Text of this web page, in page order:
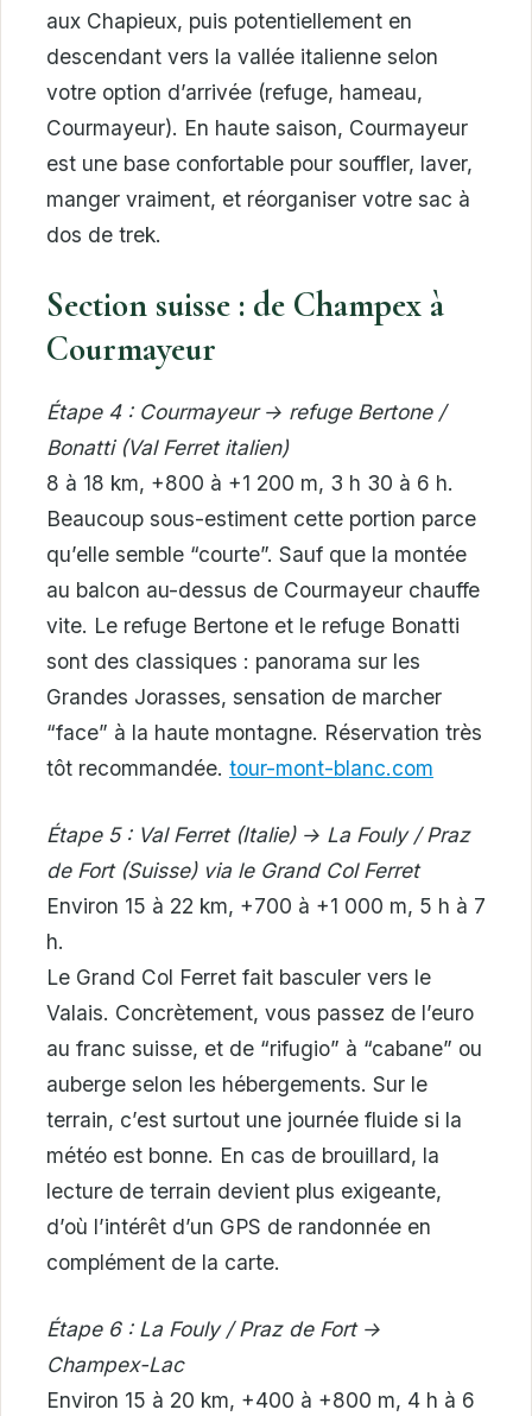
aux Chapieux, puis potentiellement en
descendant vers la vallée italienne selon
votre option d’arrivée (refuge, hameau,
Courmayeur). En haute saison, Courmayeur
est une base confortable pour souffler, laver,
manger vraiment, et réorganiser votre sac à
dos de trek.
Section suisse : de Champex à
Courmayeur
Étape 4 : Courmayeur → refuge Bertone /
Bonatti (Val Ferret italien)
8 à 18 km, +800 à +1 200 m, 3 h 30 à 6 h.
Beaucoup sous-estiment cette portion parce
qu’elle semble “courte”. Sauf que la montée
au balcon au-dessus de Courmayeur chauffe
vite. Le refuge Bertone et le refuge Bonatti
sont des classiques : panorama sur les
Grandes Jorasses, sensation de marcher
“face” à la haute montagne. Réservation très
tôt recommandée. tour-mont-blanc.com
Étape 5 : Val Ferret (Italie) → La Fouly / Praz
de Fort (Suisse) via le Grand Col Ferret
Environ 15 à 22 km, +700 à +1 000 m, 5 h à 7
h.
Le Grand Col Ferret fait basculer vers le
Valais. Concrètement, vous passez de l’euro
au franc suisse, et de “rifugio” à “cabane” ou
auberge selon les hébergements. Sur le
terrain, c’est surtout une journée fluide si la
météo est bonne. En cas de brouillard, la
lecture de terrain devient plus exigeante,
d’où l’intérêt d’un GPS de randonnée en
complément de la carte.
Étape 6 : La Fouly / Praz de Fort →
Champex-Lac
Environ 15 à 20 km, +400 à +800 m, 4 h à 6